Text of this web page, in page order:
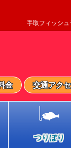
手取フィッシュ
金 交通アク
つりぼり